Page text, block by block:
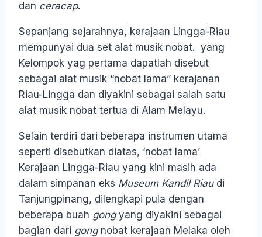
dan ceracap.
Sepanjang sejarahnya, kerajaan Lingga-Riau
mempunyai dua set alat musik nobat. yang
Kelompok yag pertama dapatlah disebut
sebagai alat musik “nobat lama” kerajanan
Riau-Lingga dan diyakini sebagai salah satu
alat musik nobat tertua di Alam Melayu.
Selain terdiri dari beberapa instrumen utama
seperti disebutkan diatas, ‘nobat lama’
Kerajaan Lingga-Riau yang kini masih ada
dalam simpanan eks Museum Kandil Riaudi
Tanjungpinang, dilengkapi pula dengan
beberapa buah gongyang diyakini sebagai
bagian dari gongnobat kerajaan Melaka oleh